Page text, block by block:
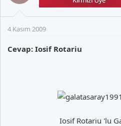
4 Kasım 2009
Cevap: Iosif Rotariu
Iosif Rotariu 'lu